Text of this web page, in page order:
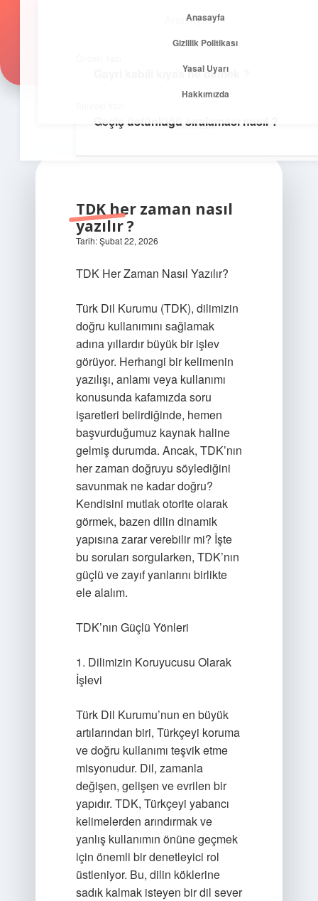
Anasayfa
Yasal Uyarı
Hakkımızda
Zirvedeki Fikirler
TDK her zaman nasıl
yazılır ?
Tarih: Şubat 22, 2026
TDK Her Zaman Nasıl Yazılır?
Türk Dil Kurumu (TDK), dilimizin
doğru kullanımını sağlamak
adına yıllardır büyük bir işlev
görüyor. Herhangi bir kelimenin
yazılışı, anlamı veya kullanımı
konusunda kafamızda soru
işaretleri belirdiğinde, hemen
başvurduğumuz kaynak haline
gelmiş durumda. Ancak, TDK’nın
her zaman doğruyu söylediğini
savunmak ne kadar doğru?
Kendisini mutlak otorite olarak
görmek, bazen dilin dinamik
yapısına zarar verebilir mi? İşte
bu soruları sorgularken, TDK’nın
güçlü ve zayıf yanlarını birlikte
ele alalım.
TDK’nın Güçlü Yönleri
1. Dilimizin Koruyucusu Olarak
İşlevi
Türk Dil Kurumu’nun en büyük
artılarından biri, Türkçeyi koruma
ve doğru kullanımı teşvik etme
misyonudur. Dil, zamanla
değişen, gelişen ve evrilen bir
yapıdır. TDK, Türkçeyi yabancı
kelimelerden arındırmak ve
yanlış kullanımın önüne geçmek
için önemli bir denetleyici rol
üstleniyor. Bu, dilin köklerine
sadık kalmak isteyen bir dil sever
Gayri kabili kıyas ne demek ?
Geçiş üstünlüğü sıralaması nasıl ?
Anasayfa
Gizlilik Politikası
Yasal Uyarı
Hakkımızda